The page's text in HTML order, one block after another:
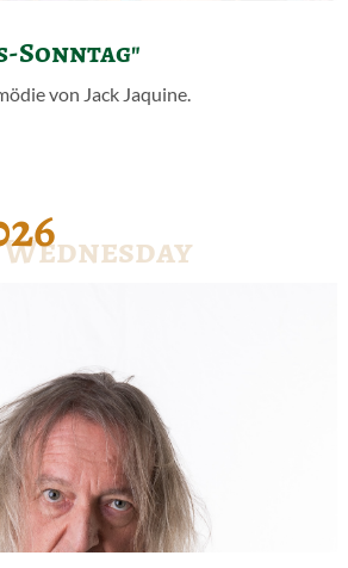
Sonntag"
von Jack Jaquine.
Wednesday